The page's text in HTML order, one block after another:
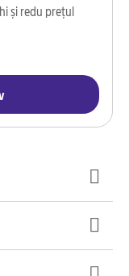
și redu prețul